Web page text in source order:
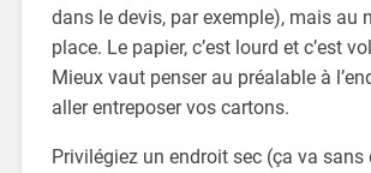
dans le devis, par exemple), mais au
place. Le papier, c’est lourd et c’est
Mieux vaut penser au préalable à
aller entreposer vos cartons.
Privilégiez un endroit sec (ça va sans